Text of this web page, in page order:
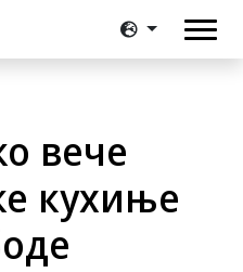
вече
кухиње